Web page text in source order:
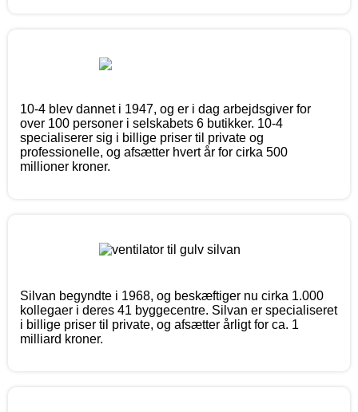
10-4 blev dannet i 1947, og er i dag arbejdsgiver for
over 100 personer i selskabets 6 butikker. 10-4
specialiserer sig i billige priser til private og
professionelle, og afsætter hvert år for cirka 500
millioner kroner.
Silvan begyndte i 1968, og beskæftiger nu cirka 1.000
kollegaer i deres 41 byggecentre. Silvan er specialiseret
i billige priser til private, og afsætter årligt for ca. 1
milliard kroner.